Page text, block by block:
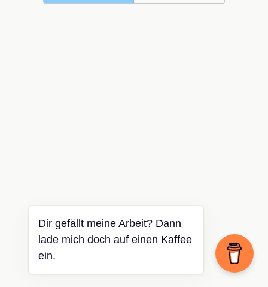
Dir gefällt meine Arbeit? Dann
lade mich doch auf einen Kaffee
ein.